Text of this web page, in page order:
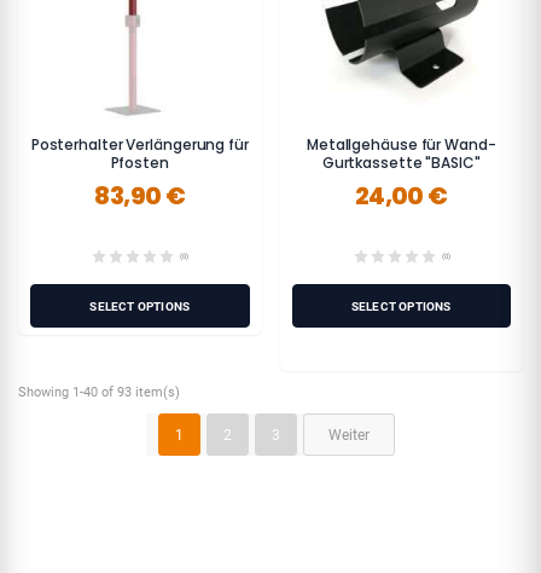
Posterhalter Verlängerung für
Pfosten
83,90 €
(0)
SELECT OPTIONS
Metallgehäuse für Wand-
Gurtkassette "BASIC"
24,00 €
(0)
SELECT OPTIONS
Showing 1-40 of 93 item(s)
1 2 3 Weiter